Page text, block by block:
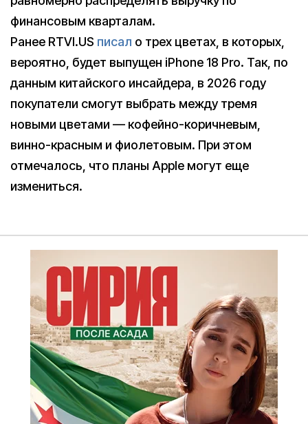
финансовым кварталам.
Ранее RTVI.US писал о трех цветах, в которых,
вероятно, будет выпущен iPhone 18 Pro. Так, по
данным китайского инсайдера, в 2026 году
покупатели смогут выбрать между тремя
новыми цветами — кофейно-коричневым,
винно-красным и фиолетовым. При этом
отмечалось, что планы Apple могут еще
измениться.